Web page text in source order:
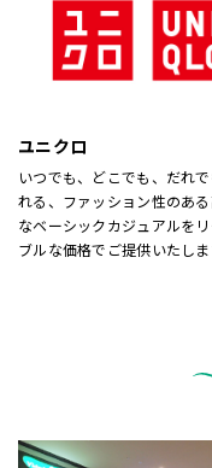
心地よさや好感を大切にした
“Good Feeling Wear”で
ともに生きよう
ユニクロ
いつでも、どこでも、だれで
れる、ファッション性のあ
なベーシックカジュアルを
ブルな価格でご提供いたしま
などをゾーンに分けて配置
す。